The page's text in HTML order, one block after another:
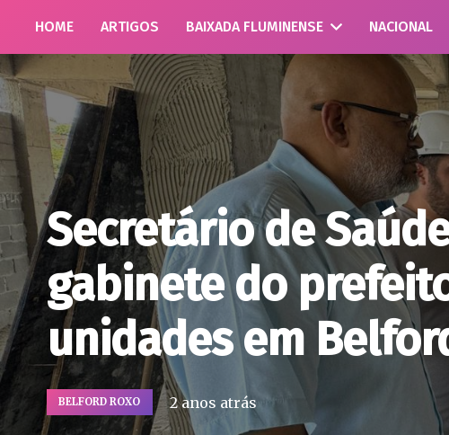
HOME ARTIGOS BAIXADA FLUMINENSE NACIONAL
Secretário de
gabinete do
unidades em
BELFORD ROXO 2 anos atrás